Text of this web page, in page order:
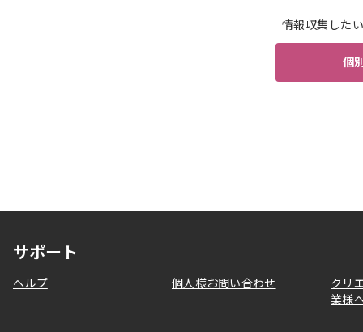
情報収集した
個
サポート
ヘルプ 個人様お問い合わせ
クリ
業様